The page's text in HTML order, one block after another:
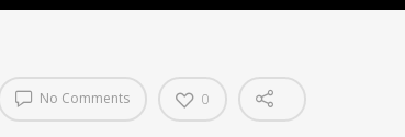
No Comments 0